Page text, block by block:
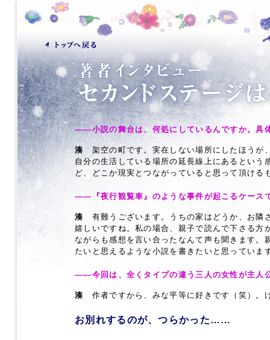
――小説の舞台は、何処にしているんですか。具
湊 架空の町です。実在しない場所にしたほうが
自分の生活している場所の延長線上にあるとい
ど、どこか現実とつながっていると思って頂ける
――『夜行観覧車』のような事件が起こるケース
湊 有難うございます。うちの家はどうか、お隣
嬉しいですね。私の場合、親子で読んで下さる
ながらも感想を言い合ったなんて声も聞きます
たいと思えるような小説を書きたいと思っていま
――今回は、全くタイプの違う三人の女性が主人
湊 作者ですから、みな平等に好きです（笑）。
お別れするのが、つらかった……